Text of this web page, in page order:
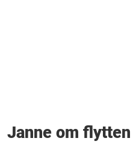
Janne om flytten